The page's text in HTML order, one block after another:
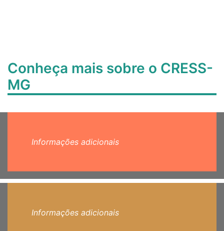
Conheça mais sobre o CRESS-
MG
Informações adicionais
Informações adicionais